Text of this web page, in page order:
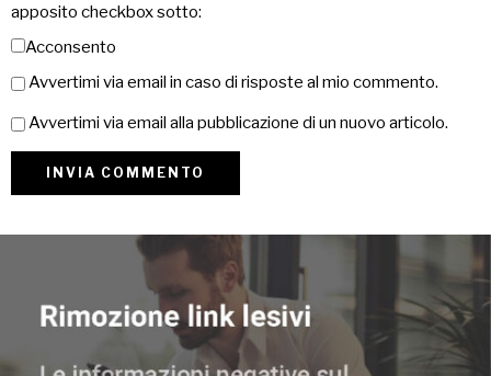
apposito checkbox sotto:
Acconsento
Avvertimi via email in caso di risposte al mio commento.
Avvertimi via email alla pubblicazione di un nuovo articolo.